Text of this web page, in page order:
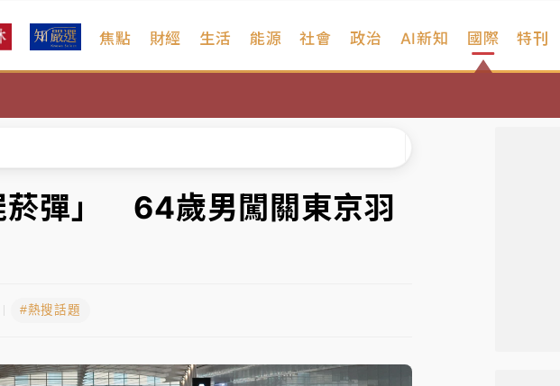
焦點 財經 生活 能源 社會 政治 AI新知 國際 特刊
序複雜 觀旅局回應了
院聲請遭駁 理由曝光
一度塞車 周六起展出延長至晚上7時
今重開羈押庭
畫面曝光
菸彈」 64歲男闖關東京羽
#熱搜話題